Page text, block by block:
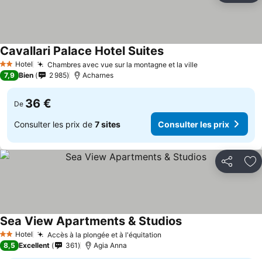
2 Étoiles
Hotel Chambres avec vue sur la montagne et la ville
Cavallari Palace Hotel Suites
7,9 Bien 2 985 Acharnes
De 36 €
Consulter les prix de 7 sites Consulter les prix
Partager
2 Étoiles
Hotel Accès à la plongée et à l'équitation
Sea View Apartments & Studios
8,5 Excellent 361 Agia Anna